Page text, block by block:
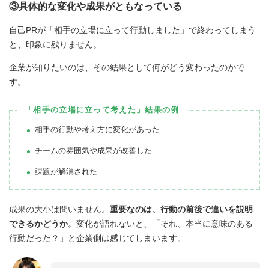
③具体的な変化や成果がともなっている
自己PRが「相手の立場に立って行動しました」で終わってしまう
と、印象に残りません。
企業が知りたいのは、その結果として何がどう変わったのかで
す。
「相手の立場に立って考えた」結果の例
相手の行動や考え方に変化があった
チームの雰囲気や成果が改善した
課題が解消された
成果の大小は問いません。 重要なのは、行動の前後で違いを説明
できるかどうか。変化が語れないと、「それ、本当に意味のある
行動だった？」と企業側は感じてしまいます。